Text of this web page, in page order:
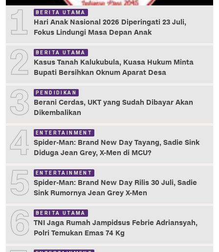
1 BERITA UTAMA
Hari Anak Nasional 2026 Diperingati 23 Juli,
Fokus Lindungi Masa Depan Anak
2 BERITA UTAMA
Kasus Tanah Kalukubula, Kuasa Hukum Minta
Bupati Bersihkan Oknum Aparat Desa
3 PENDIDIKAN
Berani Cerdas, UKT yang Sudah Dibayar Akan
Dikembalikan
4 ENTERTAINMENT
Spider-Man: Brand New Day Tayang, Sadie Sink
Diduga Jean Grey, X-Men di MCU?
5 ENTERTAINMENT
Spider-Man: Brand New Day Rilis 30 Juli, Sadie
Sink Rumornya Jean Grey X-Men
6 BERITA UTAMA
TNI Jaga Rumah Jampidsus Febrie Adriansyah,
Polri Temukan Emas 74 Kg